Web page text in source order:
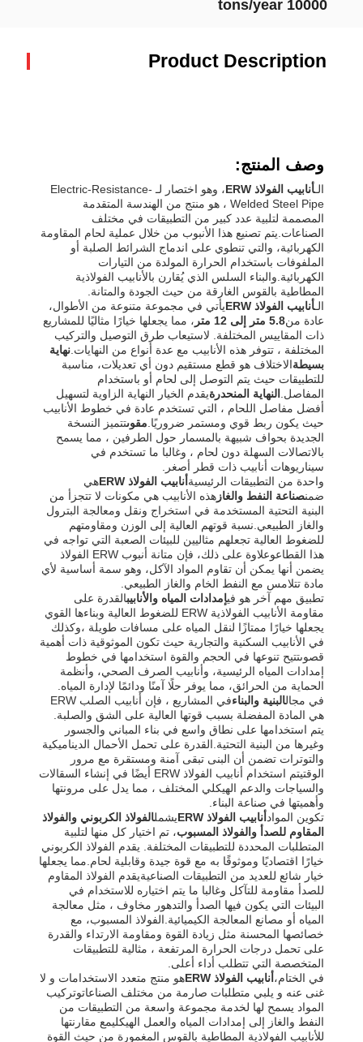
10000 tons/year
Product Description
وصف المنتج:
الـأنابيب الفولاذ ERW
، وهو اختصار لـ Electric-Resistance-
Welded Steel Pipe ، هو منتج من الهندسة المتقدمة
المصممة لتلبية عدد كبير من التطبيقات في مختلف
الصناعات.يتم تصنيع هذا الأنبوب من خلال عملية لحام المقاومة
الكهربائية، والتي تنطوي على اندماج الشرائط الصلبة أو
الملفوفات باستخدام الحرارة المولدة من التيارات
الكهربائية.والبناء السلس الذي يُقارن بالأنابيب الفولاذية
المطاطية بالقوس الغارقة من حيث الجودة والمتانة.
الـأنابيب الفولاذ ERW
يأتي في مجموعة متنوعة من الأطوال،
عادة من5.8 متر إلى 12 متر
، مما يجعلها خيارًا مثاليًا للمشاريع
ذات المقاييس المختلفة. لاستيعاب طرق التوصيل والتركيب
المختلفة ، تتوفر هذه الأنابيب مع عدة أنواع من النهايات. نهاية
بسيطةالاختلاف هو قطع مستقيم دون أي تعديلات، مناسبة
للتطبيقات حيث يتم التوصل إلى لحام أو باستخدام
المفاصل. النهاية المنحدرةيقدم الخيار النهاية الزاوية لتسهيل
أفضل مفاصل اللحام ، التي تستخدم عادة في خطوط الأنابيب
حيث يكون ربط قوي ومستمر ضروريًا. مقوىتتميز النسخة
الجديدة بحواف شبيهة بالمسمار حول الطرفين ، مما يسمح
بالاتصالات السهلة دون لحام ، وغالبا ما تستخدم في
سيناريوهات أنابيب ذات قطر أصغر.
واحدة من التطبيقات الرئيسيةأنابيب الفولاذ ERW
هي
ضمنصناعة النفط والغاز هذه الأنابيب هي مكونات لا تتجزأ من
البنية التحتية المستخدمة في استخراج ونقل ومعالجة البترول
والغاز الطبيعي.نسبة قوتهم العالية إلى الوزن ومقاومتهم
للضغوط العالية تجعلهم مثاليين للبيئات الصعبة التي تواجه في
هذا القطاعوعلاوة على ذلك، فإن متانة أنبوب ERW الفولاذ
يضمن أنها يمكن أن تقاوم المواد الآكل، وهو سمة أساسية لأي
مادة تتلامس مع النفط الخام والغاز الطبيعي.
تطبيق مهم آخر هو فيإمدادات المياه والأنابيبالقدرة على
مقاومة الأنابيب الفولاذية ERW للضغوط العالية وبناءها القوي
يجعلها خيارًا ممتازًا لنقل المياه على مسافات طويلة ،وكذلك
في الأنابيب السكنية والتجارية حيث تكون الموثوقية ذات أهمية
قصوىتتيح تنوعها في الحجم والقوة استخدامها في خطوط
إمدادات المياه الرئيسية، وأنابيب الصرف الصحي، وأنظمة
الحماية من الحرائق، مما يوفر حلًا آمنًا ودائمًا لإدارة المياه.
في مجالالبنية والبناء
في المشاريع ، فإن أنابيب الصلب ERW
هي المادة المفضلة بسبب قوتها العالية على الشق والصلبة.
يتم استخدامها على نطاق واسع في بناء المباني والجسور
وغيرها من البنية التحتية.القدرة على تحمل الأحمال الديناميكية
والتوترات تضمن أن البنى تبقى آمنة ومستقرة مع مرور
الوقتيتم استخدام أنابيب الفولاذ ERW أيضًا في إنشاء السقالات
والسياجات والدعم الهيكلي المختلف ، مما يدل على مرونتها
وأهميتها في صناعة البناء.
تكوين الموادأنابيب الفولاذ ERW يشملالفولاذ الكربوني والفولاذ
المقاوم للصدأ والفولاذ المسبوب، تم اختيار كل منها لتلبية
المتطلبات المحددة للتطبيقات المختلفة. يقدم الفولاذ الكربوني
خيارًا اقتصاديًا وموثوقًا به مع قوة جيدة وقابلية لحام.مما يجعلها
خيار شائع للعديد من التطبيقات الصناعيةيقدم الفولاذ المقاوم
للصدأ مقاومة للتآكل وغالبا ما يتم اختياره للاستخدام في
البيئات التي يكون فيها الصدأ والتدهور مخاوف ، مثل معالجة
المياه أو مصانع المعالجة الكيميائية.الفولاذ المسبوب، مع
خصائصها المحسنة مثل زيادة القوة ومقاومة الارتداء والقدرة
على تحمل درجات الحرارة المرتفعة ، مثالية للتطبيقات
المتخصصة التي تتطلب أداء أعلى.
في الختام،أنابيب الفولاذ ERW
هو منتج متعدد الاستخدامات و لا
غنى عنه و يلبي متطلبات صارمة من مختلف الصناعاتوتركيب
المواد يسمح لها لخدمة مجموعة واسعة من التطبيقات من
النفط والغاز إلى إمدادات المياه والعمل الهيكليمع مقارنتها
للأنابيب الفولاذية المطاطية بالقوس المغمورة من حيث القوة